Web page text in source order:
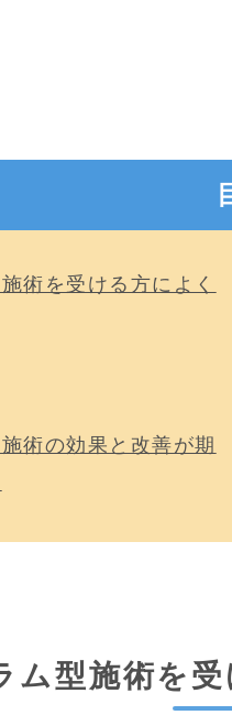
術を受ける方によく
術の効果と改善が期
ム型施術を